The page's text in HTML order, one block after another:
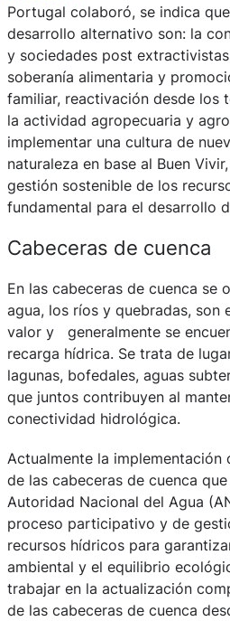
Portugal colaboró, se indica
desarrollo alternativo son: la
y sociedades post
soberanía alimentaria y
familiar, reactivación desde los
la actividad agropecuaria y
implementar una cultura de
naturaleza en base al Buen
gestión sostenible de los
fundamental para el desarrollo
Cabeceras de cuenca
En las cabeceras de cuenca se
agua, los ríos y quebradas, son
valor y generalmente se
recarga hídrica. Se trata de
lagunas, bofedales, aguas
que juntos contribuyen al
conectividad hidrológica.
Actualmente la
de las cabeceras de cuenca
Autoridad Nacional del Agua
proceso participativo y de
recursos hídricos para
ambiental y el equilibrio
trabajar en la actualización
de las cabeceras de cuenca